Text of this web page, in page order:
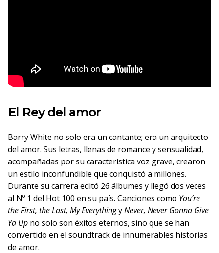
El Rey del amor
Barry White no solo era un cantante; era un arquitecto
del amor. Sus letras, llenas de romance y sensualidad,
acompañadas por su característica voz grave, crearon
un estilo inconfundible que conquistó a millones.
Durante su carrera editó 26 álbumes y llegó dos veces
al Nº 1 del Hot 100 en su país. Canciones como You’re
the First, the Last, My EverythingyNever, Never Gonna Give
Ya Up no solo son éxitos eternos, sino que se han
convertido en el soundtrack de innumerables historias
de amor.